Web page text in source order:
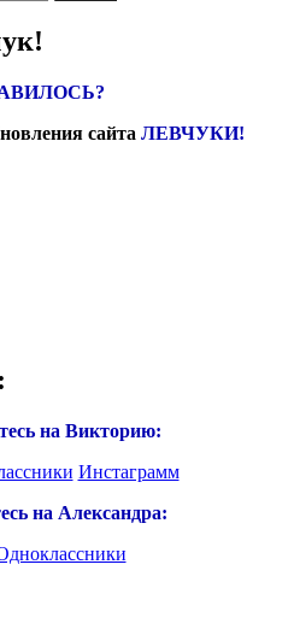
сайта ЛЕВЧУКИ!
на Викторию:
Инстаграмм
на Александра: